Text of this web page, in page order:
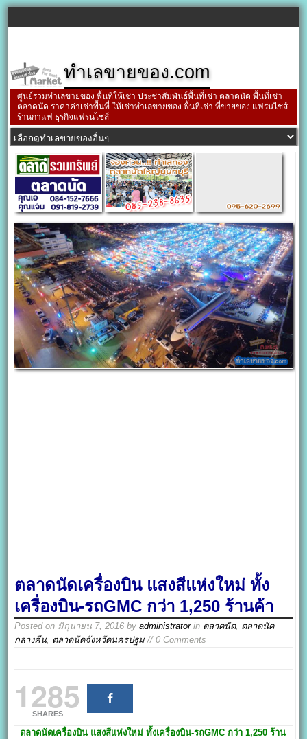
ทำเลขายของ.com
ศูนย์รวมทำเลขายของ พื้นที่ให้เช่า ประชาสัมพันธ์พื้นที่เช่า ตลาดนัด พื้นที่เช่า
ตลาดนัด ราคาค่าเช่าพื้นที่ ให้เช่าทำเลขายของ พื้นที่เช่า ที่ขายของ แฟรนไชส์
ร้านกาแฟ ธุรกิจแฟรนไชส์
ตลาดนัดเครื่องบิน แสงสีแห่งใหม่ ทั้ง
เครื่องบิน-รถGMC กว่า 1,250 ร้านค้า
Posted on มิถุนายน 7, 2016 byadministratorin ตลาดนัด, ตลาดนัด
กลางคืน, ตลาดนัดจังหวัดนครปฐม // 0 Comments
1285
SHARES
ตลาดนัดเครื่องบิน แสงสีแห่งใหม่ ทั้งเครื่องบิน-รถGMC กว่า 1,250 ร้าน